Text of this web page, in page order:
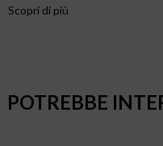
Scopri di più
POTREBBE